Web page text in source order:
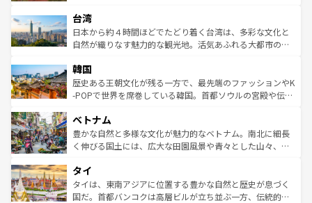
ならではの贅沢な旅のスタイルだ。 なお、新着のアメリカ
情報はコンテンツ一覧を参照してほしい。
れるおもてなしの心で訪れる人々を迎えてくれるハワイの
人々、おいしいローカルフードやハワイアンミュージッ
ク、伝統的なフラダンスなど、すべてがハワイの魅力を彩
ワイを、存分に味わってほしい。 なお、新着のハワイ情報
はコンテンツ一覧を参照してほしい。
リアリーフや大陸中央部にそびえるウルル（エアーズロッ
ク）、タスマニアの美しい原生林やケアンズの熱帯雨林な
ど、見どころがたくさん。また、カフェやワイン、オージ
いる。アクティビティも充実しており、サーフィンやダイ
ビング、ハイキングなど、アウトドア好きにはたまらな
い。オーストラリアの多彩な魅力を存分に味わいつくそ
参照してほしい。
台湾
日本から約４時間ほどでたどり着く台湾は、多彩な文化と
自然が織りなす魅力的な観光地。活気あふれる大都市の台
ン）、静ひつな山岳地帯である台湾東部など、都市の喧騒
と山間の静けさが共存しており、訪れる人に新しい発見と
驚きをもたらしてくれる。また、奥深い台湾の食文化も魅
容にもいいと評判のスイーツなど、バラエティ豊かな料理
が味わえる。 なお、新着の台湾情報は コンテンツ一覧を参
照してほしい。
韓国
歴史ある王朝文化が残る一方で、最先端のファッションやK
-POPで世界を席巻している韓国。首都ソウルの宮殿や伝統
き、地方に足を延ばせば四季折々の自然美を楽しむことが
できる。そして、キムチや焼肉、絶品のストリートフード
まで、さまざまな韓国料理が待っている。夜には、韓国な
リティに包まれながら、韓国の多彩な魅力を心ゆくまで味
わってみてほしい。 なお、新着の韓国情報はコンテンツ一
覧を参照してほしい。
ベトナム
豊かな自然と多様な文化が魅力的なベトナム。南北に細長
く伸びる国土には、広大な田園風景や青々とした山々、世
急速な発展と共に伝統が息づく。ハノイの古い町並みやホ
ーチミン市のフランス統治時代の建物も、独特の雰囲気を
醸し出している。また、バラエティの豊かさとおいしさで
タイ
タイは、東南アジアに位置する豊かな自然と歴史が息づく
国だ。首都バンコクは高層ビルが立ち並ぶ一方、伝統的な